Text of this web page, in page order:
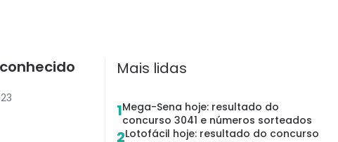
Mais lidas
1Mega-Sena hoje: resultado do
concurso 3041 e números sorteados
2Lotofácil hoje: resultado do concurso